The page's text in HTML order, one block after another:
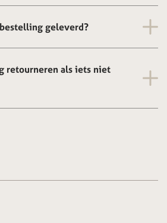
geleverd?
retourneren als iets niet